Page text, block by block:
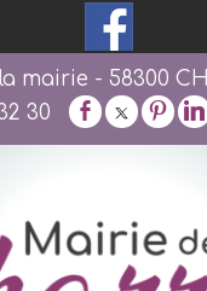
mairie - 58300
30